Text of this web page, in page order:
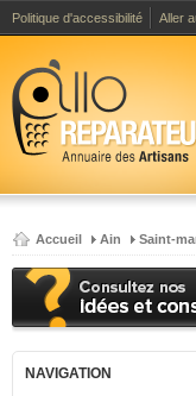
Politique d'accessibilité Aller
Accueil Ain Saint-
NAVIGATION